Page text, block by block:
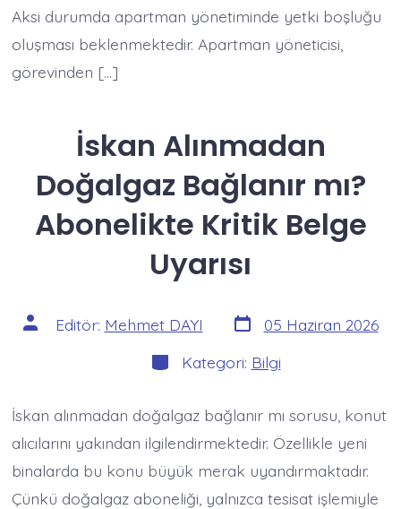
Aksi durumda apartman yönetiminde yetki boşluğu
oluşması beklenmektedir. Apartman yöneticisi,
görevinden […]
İskan Alınmadan
Doğalgaz Bağlanır mı?
Abonelikte Kritik Belge
Uyarısı
Yazının
yazarı
Editör: Mehmet DAYI Yazı
tarihi
05 Haziran 2026
Kategoriler
Kategori: Bilgi
İskan alınmadan doğalgaz bağlanır mı sorusu, konut
alıcılarını yakından ilgilendirmektedir. Özellikle yeni
binalarda bu konu büyük merak uyandırmaktadır.
Çünkü doğalgaz aboneliği, yalnızca tesisat işlemiyle